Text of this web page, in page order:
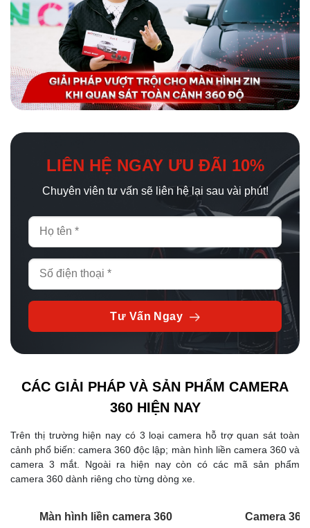
LIÊN HỆ NGAY ƯU ĐÃI 10%
Chuyên viên tư vấn sẽ liên hệ lại sau vài phút!
Tư Vấn Ngay
CÁC GIẢI PHÁP VÀ SẢN PHẨM CAMERA
360 HIỆN NAY
Trên thị trường hiện nay có 3 loại camera hỗ trợ quan sát toàn
cảnh phổ biến: camera 360 độc lập; màn hình liền camera 360 và
camera 3 mắt. Ngoài ra hiện nay còn có các mã sản phẩm
camera 360 dành riêng cho từng dòng xe.
Màn hình liền camera 360 Camera